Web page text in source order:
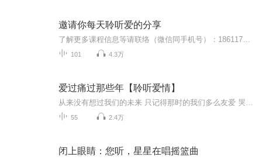
邀请你每天聆听爱的分享
101 4.3万
爱过痛过那些年【聆听爱情】
55 2.4万
闭上眼睛：您听，星星在唱摇篮曲